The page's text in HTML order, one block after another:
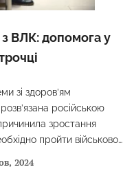
ВЛК: допомога у
зі здоров’ям
російською
зростання
пройти військово-
2024